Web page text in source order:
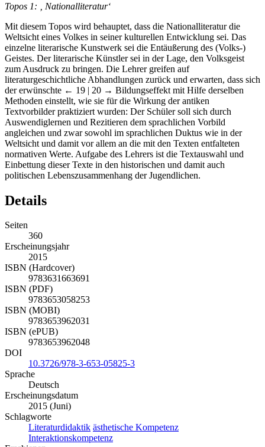
Topos 1: ‚ Nationalliteratur‘
Mit diesem Topos wird behauptet, dass die Nationalliteratur die
Weltsicht eines Volkes in seiner kulturellen Entwicklung sei. Das
einzelne literarische Kunstwerk sei die Entäußerung des (Volks-)
Geistes. Der literarische Künstler sei in der Lage, den Volksgeist
zum Ausdruck zu bringen. Die Lehrer greifen auf
literaturgeschichtliche Abhandlungen zurück und erwarten, dass sich
der erwünschte ← 19 | 20 → Bildungseffekt mit Hilfe derselben
Methoden einstellt, wie sie für die Wirkung der antiken
Textvorbilder praktiziert wurden: Der Schüler soll sich durch
Auswendiglernen und Rezitieren dem sprachlichen Vorbild
angleichen und zwar sowohl im sprachlichen Duktus wie in der
Weltsicht und damit vor allem an die mit den Texten entfalteten
normativen Werte. Aufgabe des Lehrers ist die Textauswahl und
Einbettung dieser Texte in den historischen und damit auch
politischen Lebenszusammenhang der Jugendlichen.
Details
Seiten
360
Erscheinungsjahr
2015
ISBN (Hardcover)
9783631663691
ISBN (PDF)
9783653058253
ISBN (MOBI)
9783653962031
ISBN (ePUB)
9783653962048
DOI
10.3726/978-3-653-05825-3
Sprache
Deutsch
Erscheinungsdatum
2015 (Juni)
Schlagworte
Literaturdidaktik ästhetische Kompetenz
Interaktionskompetenz